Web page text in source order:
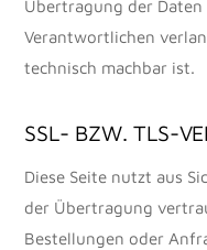
Übertragung der Daten
Verantwortlichen
technisch machbar ist.
SSL- BZW. TLS-
Diese Seite nutzt aus
der Übertragung
Bestellungen oder